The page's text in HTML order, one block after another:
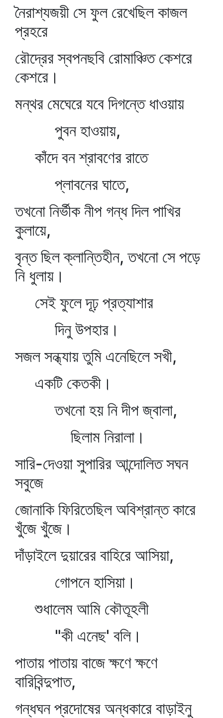
নৈরাশ্যজয়ী সে ফুল রেখেছিল কাজল
প্রহরে
রৌদ্রের স্বপনছবি রোমাঞ্চিত কেশরে
কেশরে।
মন্থর মেঘেরে যবে দিগন্তে ধাওয়ায়
পুবন হাওয়ায়,
কাঁদে বন শ্রাবণের রাতে
প্লাবনের ঘাতে,
তখনো নির্ভীক নীপ গন্ধ দিল পাখির
কুলায়ে,
বৃন্ত ছিল ক্লান্তিহীন, তখনো সে পড়ে
নি ধুলায়।
সেই ফুলে দূঢ় প্রত্যাশার
দিনু উপহার।
সজল সন্ধ্যায় তুমি এনেছিলে সখী,
একটি কেতকী।
তখনো হয় নি দীপ জ্বালা,
ছিলাম নিরালা।
সারি-দেওয়া সুপারির আন্দোলিত সঘন
সবুজে
জোনাকি ফিরিতেছিল অবিশ্রান্ত কারে
খুঁজে খুঁজে।
দাঁড়াইলে দুয়ারের বাহিরে আসিয়া,
গোপনে হাসিয়া।
শুধালেম আমি কৌতূহলী
"কী এনেছ' বলি।
পাতায় পাতায় বাজে ক্ষণে ক্ষণে
বারিবিন্দুপাত,
গন্ধঘন প্রদোষের অন্ধকারে বাড়াইনু